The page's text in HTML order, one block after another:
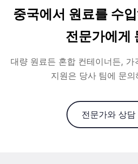
중국에서 원료를 수
전문가에게
대량 원료든 혼합 컨테이너든,
지원은 당사 팀에 문의
전문가와 상담